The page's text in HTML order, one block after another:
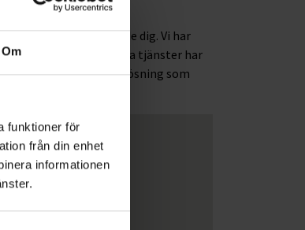
Om
funktioner för
från din enhet
informationen
så hjälper de dig. Vi har
och Mälardalen. Vissa tjänster har
av dig så hittar vi en lösning som